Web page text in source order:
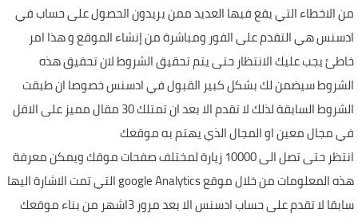
من الاخطاء التي يقع فيها العديد ممن يريدون الحصول على حساب في
ادسنس هي التقدم على الفور ومباشرة من إنشاء الموقع و هذا امر
خاطئ يجب عليك الانتظار حتى يتم تحقيق الشروط لان تحقيق هذه
الشروط سيضمن لك بشكل كبير القبول في ادسنس خصوصا ان طبقت
الشروط السابقة لذلك لا تقدم الا بعد ان تمتلك 30 مقال مميز على الاقل
في مجال معين او المجال الذي يهتم به موقعك
انتظر حتى تصل الى 10000 زيارة لمختلف صفحات موقك ويمكن معرفة
هذه المعلومات من خلال موقع google Analytics التي تمت الاشارة اليها
سابقالا تقدم على حساب ادسنس الا بعد مرور 3اشهر من بناء موقعك